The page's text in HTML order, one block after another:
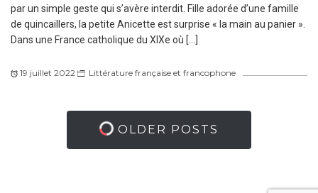
par un simple geste qui s’avère interdit. Fille adorée d’une famille
de quincaillers, la petite Anicette est surprise « la main au panier ».
Dans une France catholique du XIXe où […]
19 juillet 2022 Littérature française et francophone
OLDER POSTS